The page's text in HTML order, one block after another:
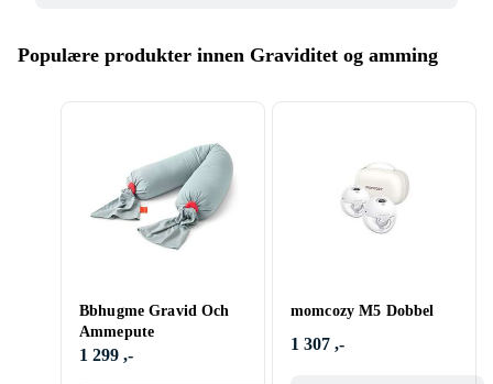
Populære produkter innen Graviditet og amming
Bbhugme Gravid Och
Ammepute
1 299 ,-
momcozy M5 Dobbel
1 307 ,-